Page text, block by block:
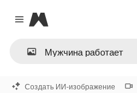
Close menu
Magnific
Создать ИИ-изображение